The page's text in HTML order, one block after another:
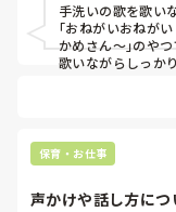
手洗いの歌を歌い
｢おねがいおねが
かめさん〜｣のや
歌いながらしっか
保育・お仕事
声かけや話し方につ